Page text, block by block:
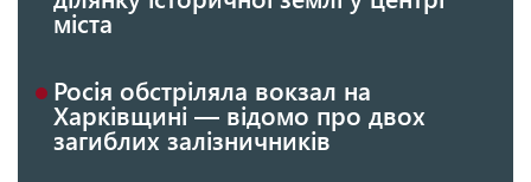
міста
Росія обстріляла вокзал на
Харківщині — відомо про двох
загиблих залізничників